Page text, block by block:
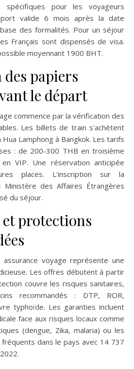
spécifiques pour les voyageurs
valide 6 mois après la date
des formalités. Pour un séjour
Français sont dispensés de visa.
moyennant 1900 BHT.
papiers
le départ
commence par la vérification des
Les billets de train s'achètent
Lamphong à Bangkok. Les tarifs
: de 200-300 THB en troisième
VIP. Une réservation anticipée
places. L'inscription sur la
Ministère des Affaires Étrangères
du séjour.
et protections
assurance voyage représente une
Les offres débutent à partir
couvre les risques sanitaires,
recommandés : DTP, ROR,
typhoïde. Les garanties incluent
face aux risques locaux comme
(dengue, Zika, malaria) ou les
dans le pays avec 14 737